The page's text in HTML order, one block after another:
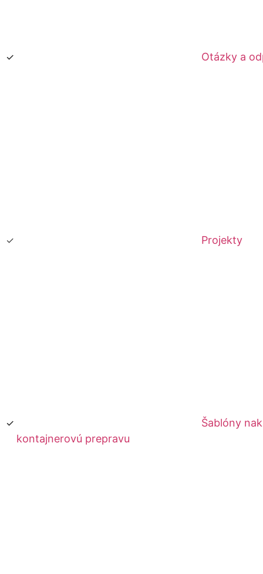
Otázky a
Projekty
Šablóny
kontajnerovú prepravu